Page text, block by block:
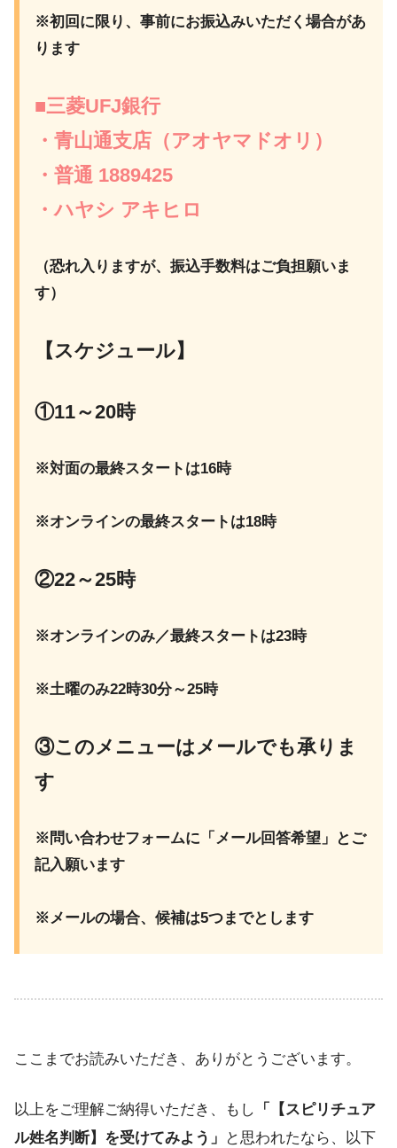
※初回に限り、事前にお振込みいただく場合があ
ります
■三菱UFJ銀行
・青山通支店（アオヤマドオリ）
・普通 1889425
・ハヤシ アキヒロ
（恐れ入りますが、振込手数料はご負担願いま
す）
【スケジュール】
①11～20時
※対面の最終スタートは16時
※オンラインの最終スタートは18時
②22～25時
※オンラインのみ／最終スタートは23時
※土曜のみ22時30分～25時
③このメニューはメールでも承りま
す
※問い合わせフォームに「メール回答希望」とご
記入願います
※メールの場合、候補は5つまでとします
ここまでお読みいただき、ありがとうございます。
以上をご理解ご納得いただき、もし
「【スピリチュア
ル姓名判断】を受けてみよう」
と思われたなら、以下